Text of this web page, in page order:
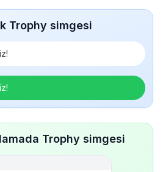
Trophy simgesi
Trophy simgesi